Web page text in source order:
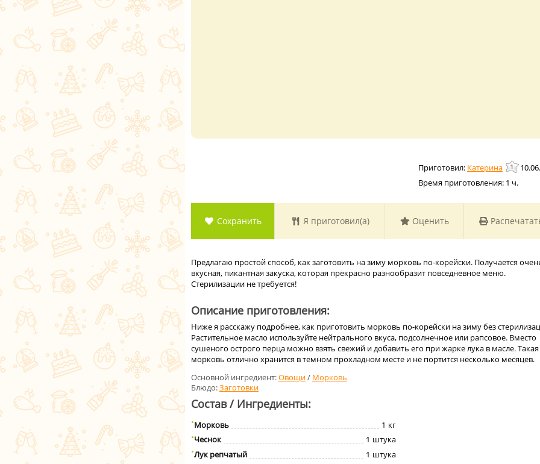
Катерина
Время приготовления: 1 ч.
Сохранить Я приготовил(а) Оценить
Предлагаю простой способ, как заготовить на зиму морковь по-корейски. Получается
вкусная, пикантная закуска, которая прекрасно разнообразит повседневное меню.
Стерилизации не требуется!
Описание приготовления:
Ниже я расскажу подробнее, как приготовить морковь по-корейски на зиму без
Растительное масло используйте нейтрального вкуса, подсолнечное или рапсовое. Вместо
сушеного острого перца можно взять свежий и добавить его при жарке лука в масле. Такая
морковь отлично хранится в темном прохладном месте и не портится несколько месяцев.
Основной ингредиент:Овощи/ Морковь
Блюдо:Заготовки
Состав / Ингредиенты:
Морковь 1 кг
Чеснок
1 штука
Лук репчатый
1 штука